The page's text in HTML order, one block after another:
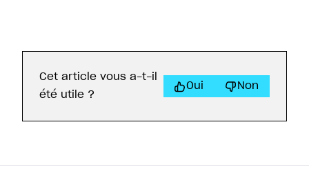
Cet article vous a-t-il
été utile ?
Oui Non